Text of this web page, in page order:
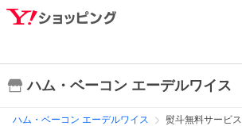
ハム・ベーコン エーデルワイス
ハム・ベーコン エーデルワイス 熨斗無料サービス